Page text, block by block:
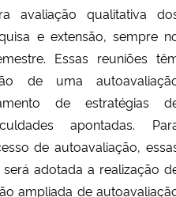
avaliação qualitativa
e extensão, sempre
Essas reuniões
de uma
de estratégias
apontadas.
de autoavaliação,
adotada a realização
ampliada de